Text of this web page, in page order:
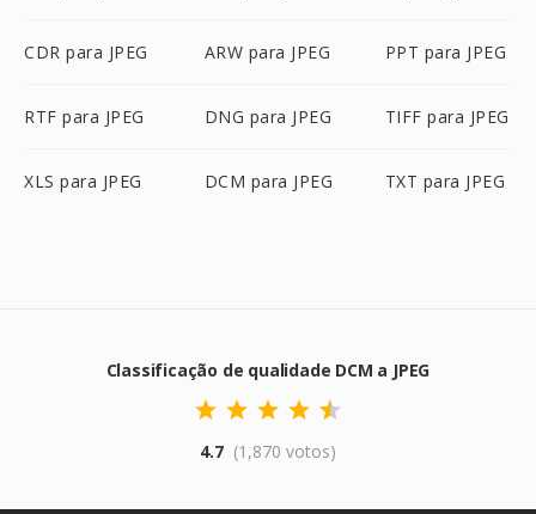
CDR para JPEG ARW para JPEG PPT para JPEG
RTF para JPEG DNG para JPEG TIFF para JPEG
XLS para JPEG DCM para JPEG TXT para JPEG
Classificação de qualidade DCM a JPEG
4.7 (1,870 votos)